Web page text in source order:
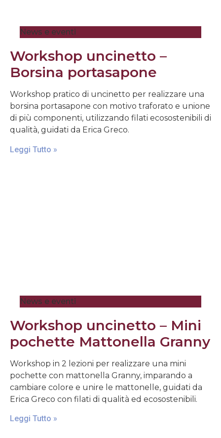
News e eventi
Workshop uncinetto –
Borsina portasapone
Workshop pratico di uncinetto per realizzare una
borsina portasapone con motivo traforato e unione
di più componenti, utilizzando filati ecosostenibili di
qualità, guidati da Erica Greco.
Leggi Tutto »
News e eventi
Workshop uncinetto – Mini
pochette Mattonella Granny
Workshop in 2 lezioni per realizzare una mini
pochette con mattonella Granny, imparando a
cambiare colore e unire le mattonelle, guidati da
Erica Greco con filati di qualità ed ecosostenibili.
Leggi Tutto »